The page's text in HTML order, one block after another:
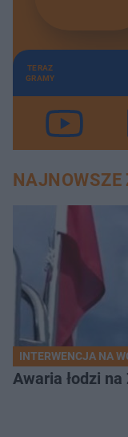
TERAZ
GRAMY
NAJNOWSZE
INTERWENCJA NA
Awaria łodzi